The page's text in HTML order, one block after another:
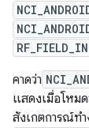
คาดว่า
แสดงเมื่อโหม
สังเกตการณ์ท